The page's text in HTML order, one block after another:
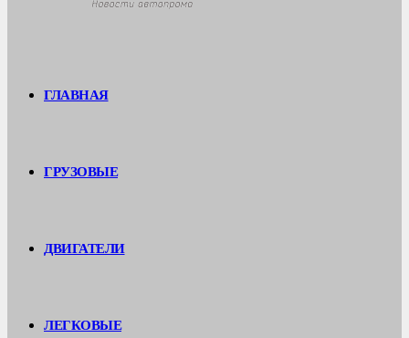
ГЛАВНАЯ
ГРУЗОВЫЕ
ДВИГАТЕЛИ
ЛЕГКОВЫЕ